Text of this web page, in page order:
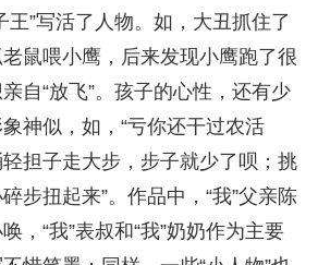
王”写活了人物。如，大丑抓住了
鼠喂小鹰，后来发现小鹰跑了很
自“放飞”。孩子的心性，还有少
神似，如，“亏你还干过农活
担子走大步，步子就少了呗；挑
步扭起来”。作品中，“我”父亲陈
，“我”表叔和“我”奶奶作为主要